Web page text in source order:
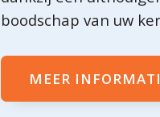
boodschap van uw
MEER